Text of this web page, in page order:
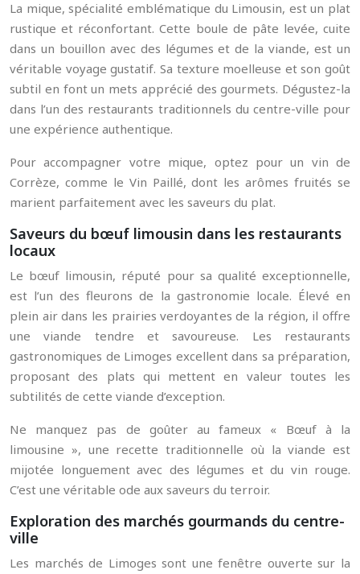
La mique, spécialité emblématique du Limousin, est un plat
rustique et réconfortant. Cette boule de pâte levée, cuite
dans un bouillon avec des légumes et de la viande, est un
véritable voyage gustatif. Sa texture moelleuse et son goût
subtil en font un mets apprécié des gourmets. Dégustez-la
dans l’un des restaurants traditionnels du centre-ville pour
une expérience authentique.
Pour accompagner votre mique, optez pour un vin de
Corrèze, comme le Vin Paillé, dont les arômes fruités se
marient parfaitement avec les saveurs du plat.
Saveurs du bœuf limousin dans les restaurants
locaux
Le bœuf limousin, réputé pour sa qualité exceptionnelle,
est l’un des fleurons de la gastronomie locale. Élevé en
plein air dans les prairies verdoyantes de la région, il offre
une viande tendre et savoureuse. Les restaurants
gastronomiques de Limoges excellent dans sa préparation,
proposant des plats qui mettent en valeur toutes les
subtilités de cette viande d’exception.
Ne manquez pas de goûter au fameux « Bœuf à la
limousine », une recette traditionnelle où la viande est
mijotée longuement avec des légumes et du vin rouge.
C’est une véritable ode aux saveurs du terroir.
Exploration des marchés gourmands du centre-
ville
Les marchés de Limoges sont une fenêtre ouverte sur la